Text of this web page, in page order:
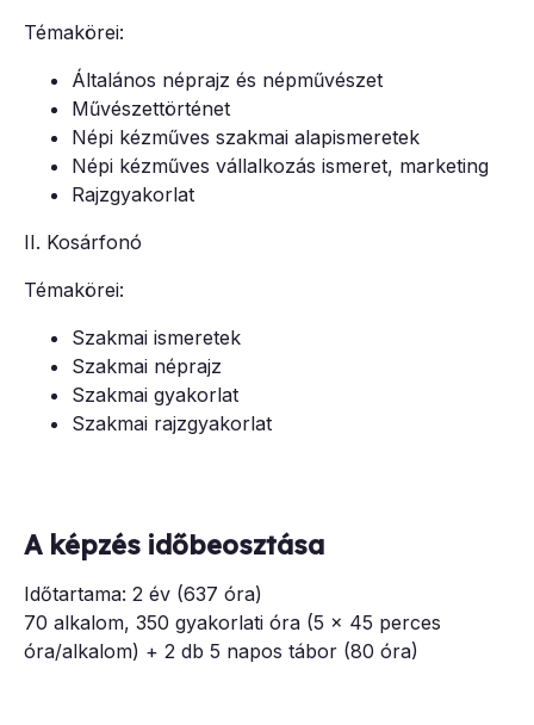
Témakörei:
Általános néprajz és népművészet
Művészettörténet
Népi kézműves szakmai alapismeretek
Népi kézműves vállalkozás ismeret, marketing
Rajzgyakorlat
II. Kosárfonó
Témakörei:
Szakmai ismeretek
Szakmai néprajz
Szakmai gyakorlat
Szakmai rajzgyakorlat
A képzés időbeosztása
Időtartama: 2 év (637 óra)
70 alkalom, 350 gyakorlati óra (5 x 45 perces
óra/alkalom) + 2 db 5 napos tábor (80 óra)